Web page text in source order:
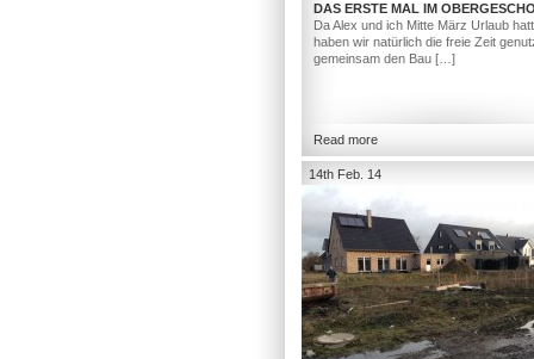
DAS ERSTE MAL IM
Da Alex und ich Mitte März Urlaub
haben wir natürlich die freie Zeit
gemeinsam den Bau […]
Read more
14th Feb. 14